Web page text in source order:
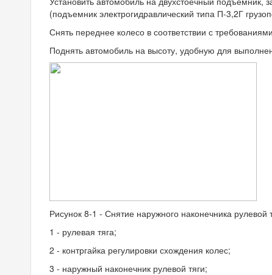
(подъемник электрогидравлический типа П-3,2Г
Снять переднее колесо в соответствии с
Поднять автомобиль на высоту, удобную для
Рисунок 8-1 - Снятие наружного наконечника рулевой
1 - рулевая тяга;
2 - контргайка регулировки схождения колес;
3 - наружный наконечник рулевой тяги;